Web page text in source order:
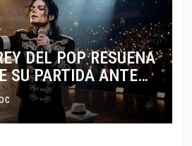
DEL POP RESUENA
SU PARTIDA ANTE
DE SU BIOPIC EN